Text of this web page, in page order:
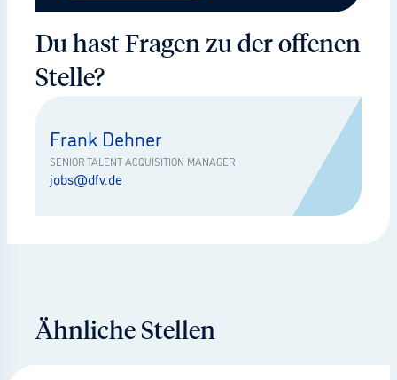
Du hast Fragen zu der offenen
Stelle?
Frank Dehner
SENIOR TALENT ACQUISITION MANAGER
jobs@dfv.de
Ähnliche Stellen